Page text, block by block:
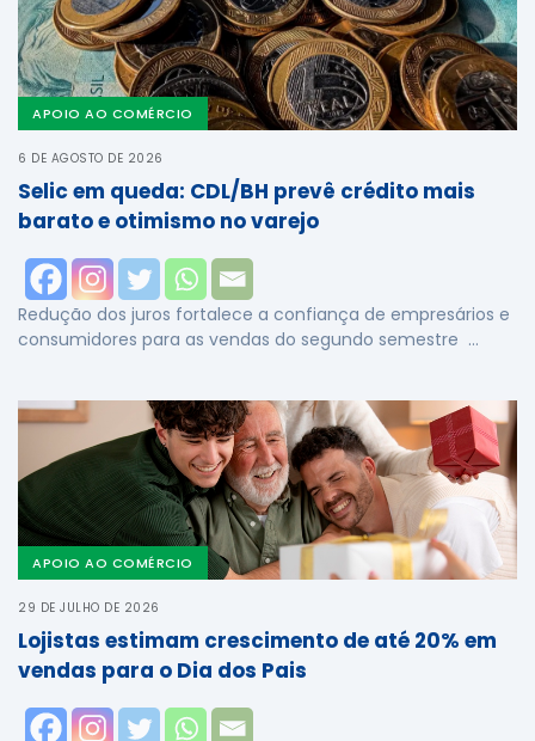
APOIO AO COMÉRCIO
6 DE AGOSTO DE 2026
Selic em queda: CDL/BH prevê crédito mais
barato e otimismo no varejo
Redução dos juros fortalece a confiança de empresários e
consumidores para as vendas do segundo semestre …
APOIO AO COMÉRCIO
29 DE JULHO DE 2026
Lojistas estimam crescimento de até 20% em
vendas para o Dia dos Pais